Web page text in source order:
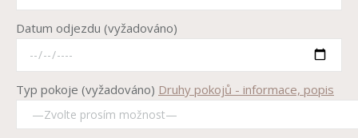
Datum odjezdu (vyžadováno)
Typ pokoje (vyžadováno) Druhy pokojů - informace, popis